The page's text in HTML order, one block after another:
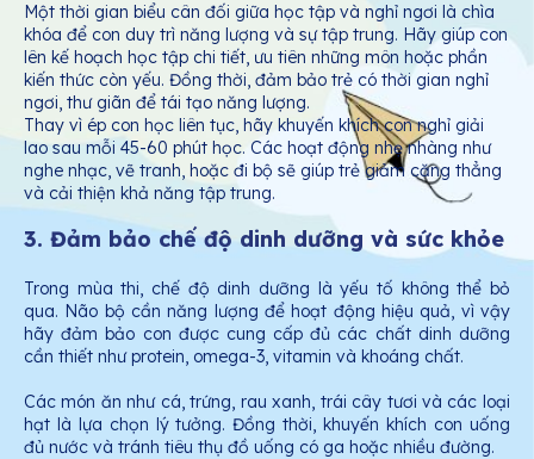
Một thời gian biểu cân đối giữa học tập và nghỉ ngơi là chìa
khóa để con duy trì năng lượng và sự tập trung. Hãy giúp con
lên kế hoạch học tập chi tiết, ưu tiên những môn hoặc phần
kiến thức còn yếu. Đồng thời, đảm bảo trẻ có thời gian nghỉ
ngơi, thư giãn để tái tạo năng lượng.
Thay vì ép con học liên tục, hãy khuyến khích con nghỉ giải
lao sau mỗi 45-60 phút học. Các hoạt động nhẹ nhàng như
nghe nhạc, vẽ tranh, hoặc đi bộ sẽ giúp trẻ giảm căng thẳng
và cải thiện khả năng tập trung.
3. Đảm bảo chế độ dinh dưỡng và sức khỏe
Trong mùa thi, chế độ dinh dưỡng là yếu tố không thể bỏ
qua. Não bộ cần năng lượng để hoạt động hiệu quả, vì vậy
hãy đảm bảo con được cung cấp đủ các chất dinh dưỡng
cần thiết như protein, omega-3, vitamin và khoáng chất.
Các món ăn như cá, trứng, rau xanh, trái cây tươi và các loại
hạt là lựa chọn lý tưởng. Đồng thời, khuyến khích con uống
đủ nước và tránh tiêu thụ đồ uống có ga hoặc nhiều đường.